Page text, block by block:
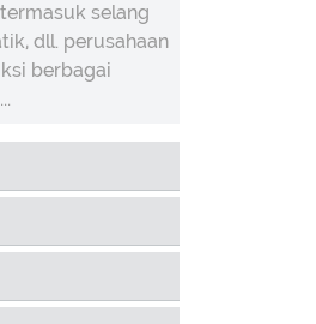
selang
dll. perusahaan
berbagai